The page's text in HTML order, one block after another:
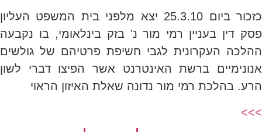
כזכור ביום 25.3.10 יצא מלפני בית המשפט העליון
פסק דין בעניין רמי מור נ' בזק בינלאומי, בו נקבעה
ההלכה העקרונית לגבי חשיפת פרטיהם של גולשים
אנונימיים ברשת האינטרנט אשר הפיצו דברי לשון
הרע. בהלכת רמי מור נדונה שאלת האיזון הראוי
>>>